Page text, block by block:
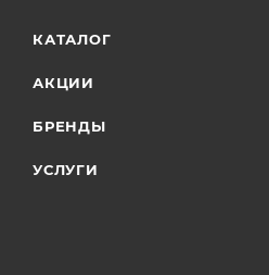
КАТАЛОГ
АКЦИИ
БРЕНДЫ
УСЛУГИ